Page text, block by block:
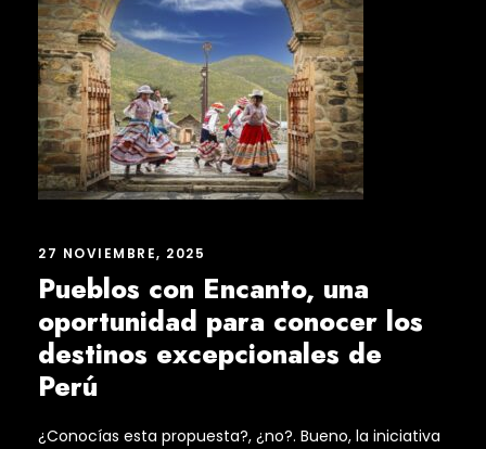
27 NOVIEMBRE, 2025
Pueblos con Encanto, una
oportunidad para conocer los
destinos excepcionales de
Perú
¿Conocías esta propuesta?, ¿no?. Bueno, la iniciativa